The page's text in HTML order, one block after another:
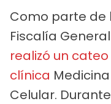
Como parte de
Fiscalía
realizó un cateo
clínica
Celular.